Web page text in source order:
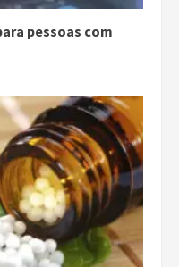
pessoas com